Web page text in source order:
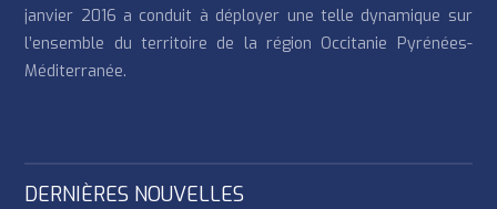
janvier 2016 a conduit à déployer une telle dynamique sur
l’ensemble du territoire de la région Occitanie Pyrénées-
Méditerranée.
DERNIÈRES NOUVELLES